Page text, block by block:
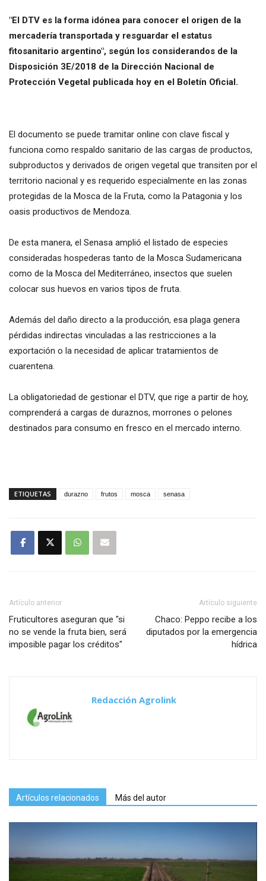
"El DTV es la forma idónea para conocer el origen de la
mercadería transportada y resguardar el estatus
fitosanitario argentino", según los considerandos de la
Disposición 3E/2018 de la Dirección Nacional de
Protección Vegetal publicada hoy en el Boletín Oficial.
El documento se puede tramitar online con clave fiscal y
funciona como respaldo sanitario de las cargas de productos,
subproductos y derivados de origen vegetal que transiten por el
territorio nacional y es requerido especialmente en las zonas
protegidas de la Mosca de la Fruta, como la Patagonia y los
oasis productivos de Mendoza.
De esta manera, el Senasa amplió el listado de especies
consideradas hospederas tanto de la Mosca Sudamericana
como de la Mosca del Mediterráneo, insectos que suelen
colocar sus huevos en varios tipos de fruta.
Además del daño directo a la producción, esa plaga genera
pérdidas indirectas vinculadas a las restricciones a la
exportación o la necesidad de aplicar tratamientos de
cuarentena.
La obligatoriedad de gestionar el DTV, que rige a partir de hoy,
comprenderá a cargas de duraznos, morrones o pelones
destinados para consumo en fresco en el mercado interno.
ETIQUETAS durazno frutos mosca senasa
Artículo anterior
Fruticultores aseguran que "si
no se vende la fruta bien, será
imposible pagar los créditos"
Artículo siguiente
Chaco: Peppo recibe a los
diputados por la emergencia
hídrica
Redacción Agrolink
Artículos relacionados Más del autor